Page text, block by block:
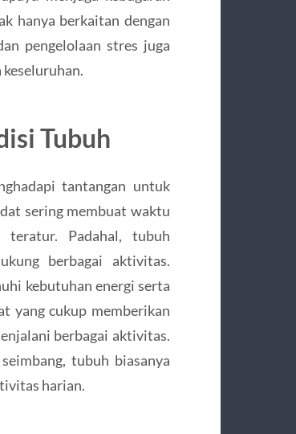
hanya berkaitan dengan
pengelolaan stres juga
Tubuh
tantangan untuk
sering membuat waktu
Padahal, tubuh
berbagai aktivitas.
kebutuhan energi serta
yang cukup memberikan
berbagai aktivitas.
tubuh biasanya
harian.